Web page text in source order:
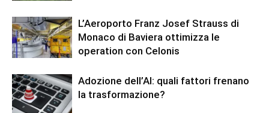
L’Aeroporto Franz Josef Strauss di
Monaco di Baviera ottimizza le
operation con Celonis
Adozione dell’AI: quali fattori frenano
la trasformazione?